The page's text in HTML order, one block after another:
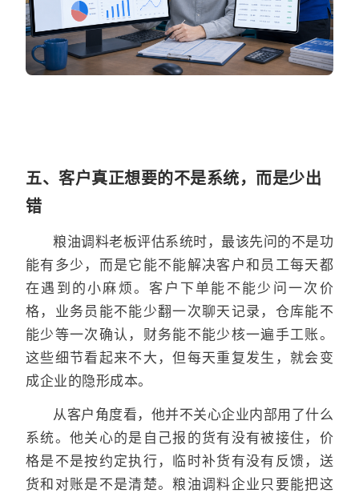
五、客户真正想要的不是系统，而是少出
错
粮油调料老板评估系统时，最该先问的不是功
能有多少，而是它能不能解决客户和员工每天都
在遇到的小麻烦。客户下单能不能少问一次价
格，业务员能不能少翻一次聊天记录，仓库能不
能少等一次确认，财务能不能少核一遍手工账。
这些细节看起来不大，但每天重复发生，就会变
成企业的隐形成本。
从客户角度看，他并不关心企业内部用了什么
系统。他关心的是自己报的货有没有被接住，价
格是不是按约定执行，临时补货有没有反馈，送
货和对账是不是清楚。粮油调料企业只要能把这